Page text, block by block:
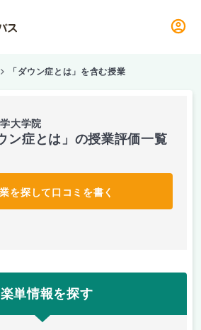
「ダウン症とは」を含む授業
大学院
ン症とは」の授業評価一覧
を探して口コミを書く
単情報を探す